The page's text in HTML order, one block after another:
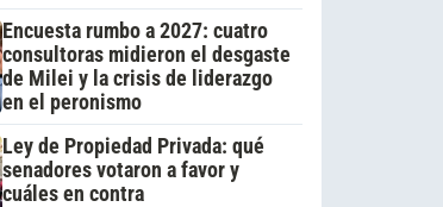
Encuesta rumbo a 2027: cuatro
consultoras midieron el desgaste
de Milei y la crisis de liderazgo
en el peronismo
Ley de Propiedad Privada: qué
senadores votaron a favor y
cuáles en contra